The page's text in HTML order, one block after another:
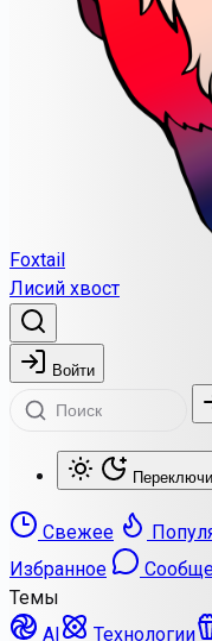
Foxtail
Лисий хвост
Войти
Свежее
Избранное
Темы
AI
Технологии